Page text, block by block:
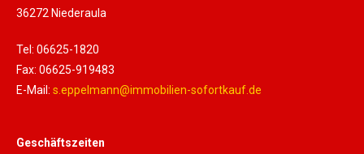
36272 Niederaula
Tel: 06625-1820
Fax: 06625-919483
E-Mail: s.eppelmann@immobilien-sofortkauf.de
Geschäftszeiten